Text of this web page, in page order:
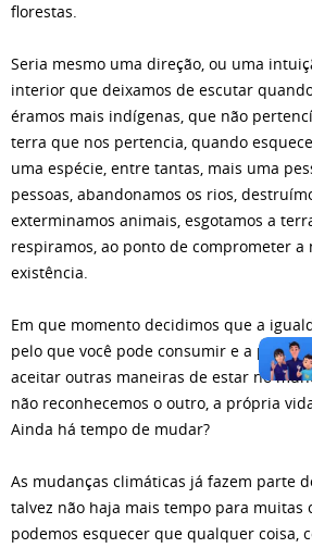
florestas.
Seria mesmo uma direção, ou uma
interior que deixamos de escutar
éramos mais indígenas, que não
terra que nos pertencia, quando
uma espécie, entre tantas, mais uma
pessoas, abandonamos os rios,
exterminamos animais, esgotamos a
respiramos, ao ponto de comprometer a
existência.
Em que momento decidimos que a
pelo que você pode consumir e a partir
aceitar outras maneiras de estar no
não reconhecemos o outro, a própria
Ainda há tempo de mudar?
As mudanças climáticas já fazem parte
talvez não haja mais tempo para muitas
podemos esquecer que qualquer coisa,